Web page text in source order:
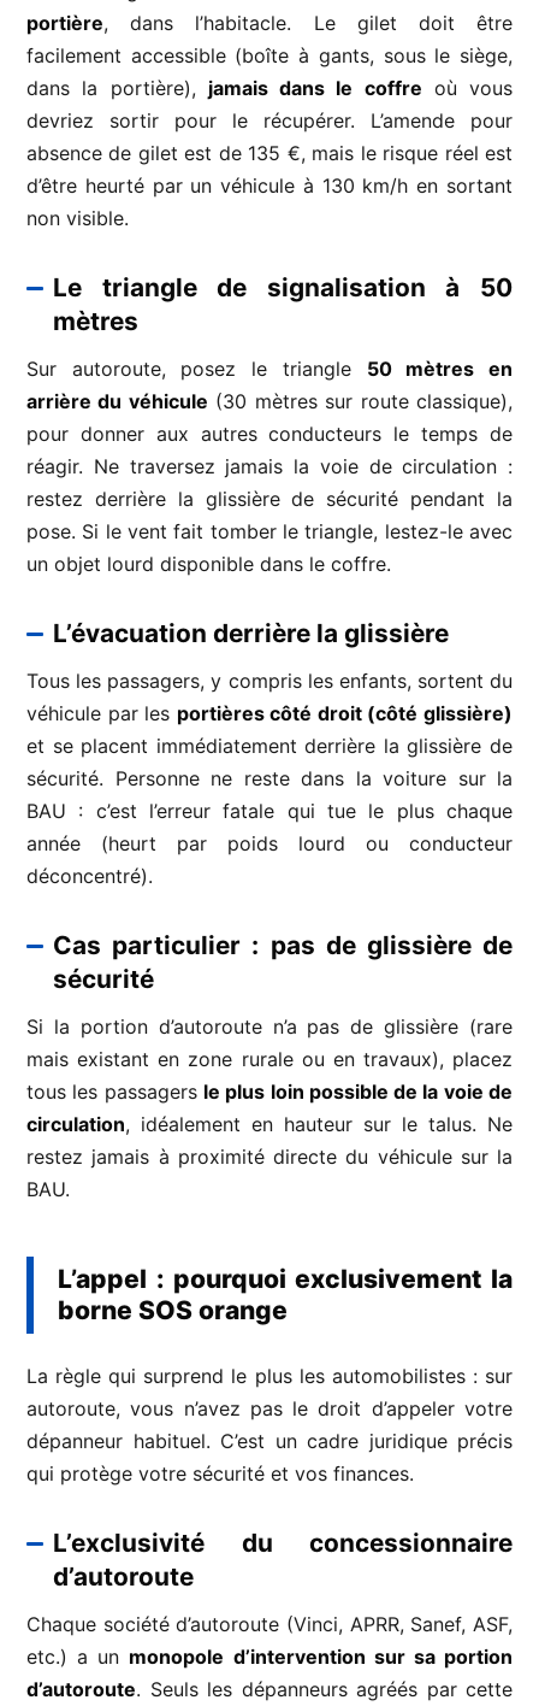
portière, dans l’habitacle. Le gilet doit être
facilement accessible (boîte à gants, sous le siège,
dans la portière), jamais dans le coffre où vous
devriez sortir pour le récupérer. L’amende pour
absence de gilet est de 135 €, mais le risque réel est
d’être heurté par un véhicule à 130 km/h en sortant
non visible.
Le triangle de signalisation à 50
mètres
Sur autoroute, posez le triangle 50 mètres en
arrière du véhicule (30 mètres sur route classique),
pour donner aux autres conducteurs le temps de
réagir. Ne traversez jamais la voie de circulation :
restez derrière la glissière de sécurité pendant la
pose. Si le vent fait tomber le triangle, lestez-le avec
un objet lourd disponible dans le coffre.
L’évacuation derrière la glissière
Tous les passagers, y compris les enfants, sortent du
véhicule par les portières côté droit (côté glissière)
et se placent immédiatement derrière la glissière de
sécurité. Personne ne reste dans la voiture sur la
BAU : c’est l’erreur fatale qui tue le plus chaque
année (heurt par poids lourd ou conducteur
déconcentré).
Cas particulier : pas de glissière de
sécurité
Si la portion d’autoroute n’a pas de glissière (rare
mais existant en zone rurale ou en travaux), placez
tous les passagers le plus loin possible de la voie de
circulation, idéalement en hauteur sur le talus. Ne
restez jamais à proximité directe du véhicule sur la
BAU.
L’appel : pourquoi exclusivement la
borne SOS orange
La règle qui surprend le plus les automobilistes : sur
autoroute, vous n’avez pas le droit d’appeler votre
dépanneur habituel. C’est un cadre juridique précis
qui protège votre sécurité et vos finances.
L’exclusivité du concessionnaire
d’autoroute
Chaque société d’autoroute (Vinci, APRR, Sanef, ASF,
etc.) a un monopole d’intervention sur sa portion
d’autoroute. Seuls les dépanneurs agréés par cette